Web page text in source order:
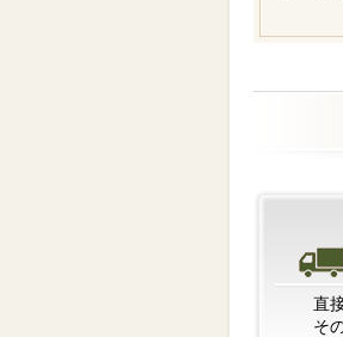
直
そ